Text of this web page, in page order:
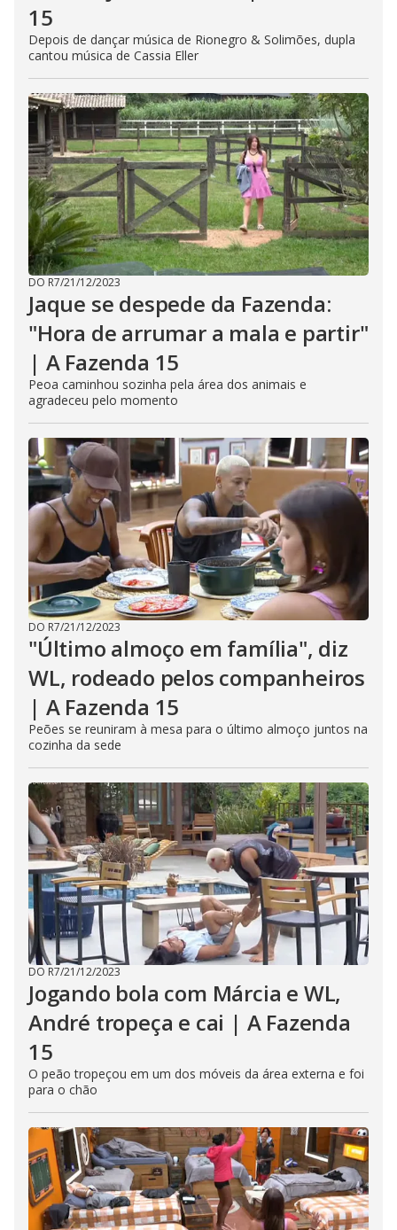
15
Depois de dançar música de Rionegro & Solimões, dupla
cantou música de Cassia Eller
DO R7/21/12/2023
Jaque se despede da Fazenda:
"Hora de arrumar a mala e partir"
| A Fazenda 15
Peoa caminhou sozinha pela área dos animais e
agradeceu pelo momento
DO R7/21/12/2023
"Último almoço em família", diz
WL, rodeado pelos companheiros
| A Fazenda 15
Peões se reuniram à mesa para o último almoço juntos na
cozinha da sede
DO R7/21/12/2023
Jogando bola com Márcia e WL,
André tropeça e cai | A Fazenda
15
O peão tropeçou em um dos móveis da área externa e foi
para o chão